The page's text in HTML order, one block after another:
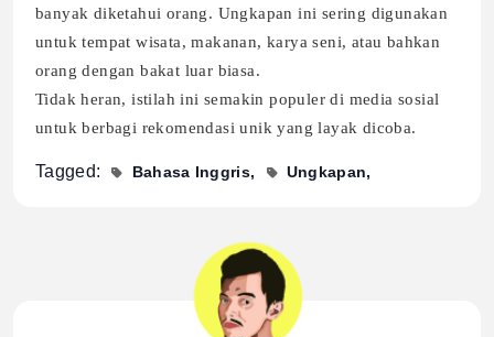
banyak diketahui orang. Ungkapan ini sering digunakan
untuk tempat wisata, makanan, karya seni, atau bahkan
orang dengan bakat luar biasa.
Tidak heran, istilah ini semakin populer di media sosial
untuk berbagi rekomendasi unik yang layak dicoba.
Tagged: Bahasa Inggris Ungkapan